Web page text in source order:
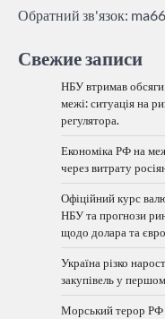
Обратний зв'язок:
Свежие записи
НБУ втримав
межі: ситуація на
регулятора.
Економіка РФ на
через витрату
Офіційний курс
НБУ та прогнози
щодо долара та
Україна різко
закупівель у
Морський терор РФ